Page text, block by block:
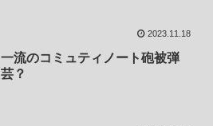
2023.11.18
一流のコミュティノート砲被弾
芸？